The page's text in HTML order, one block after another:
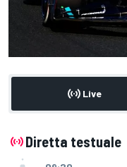
Live
Diretta testuale